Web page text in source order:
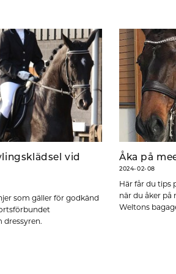
vid
som gäller för godkänd
dressyren.
Åka på
2024-02-08
Här får du tips
när du åker på
Weltons